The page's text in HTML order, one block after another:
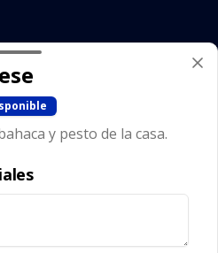
y pesto de la casa.